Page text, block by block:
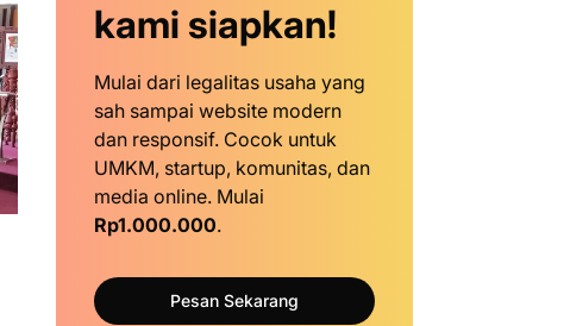
kami siapkan!
Mulai dari legalitas usaha yang
sah sampai website modern
dan responsif. Cocok untuk
UMKM, startup, komunitas, dan
media online. Mulai
Rp1.000.000.
Pesan Sekarang